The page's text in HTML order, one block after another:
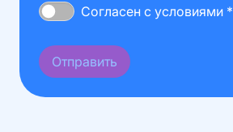
Согласен с условиями *
Отправить